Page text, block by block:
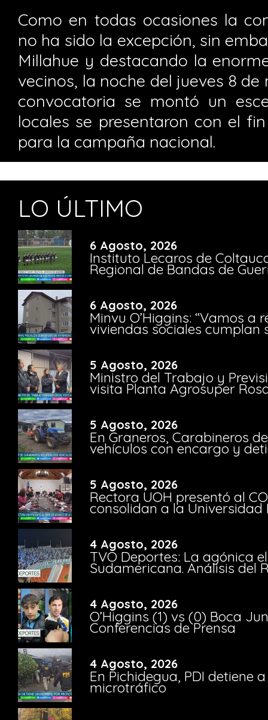
Como en todas ocasiones la
no ha sido la excepción, sin
Millahue y destacando la
vecinos, la noche del jueves 8
convocatoria se montó un
locales se presentaron con el
para la campaña nacional.
LO ÚLTIMO
6 Agosto, 2026
Instituto Lecaros de
Regional de Bandas de
6 Agosto, 2026
Minvu O’Higgins: “Vamos a
viviendas sociales cumplan
5 Agosto, 2026
Ministro del Trabajo y
visita Planta Agrosuper
5 Agosto, 2026
En Graneros, Carabineros
vehículos con encargo y
5 Agosto, 2026
Rectora UOH presentó al
consolidan a la Universidad
4 Agosto, 2026
TVO Deportes: La agónica
Sudamericana. Análisis del
4 Agosto, 2026
O’Higgins (1) vs (0) Boca
Conferencias de Prensa
4 Agosto, 2026
En Pichidegua, PDI detiene
microtráfico